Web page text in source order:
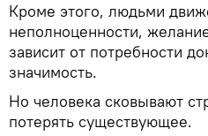
Кроме этого, людьми
неполноценности,
зависит от потребности
значимость.
Но человека сковывают
потерять существующее.